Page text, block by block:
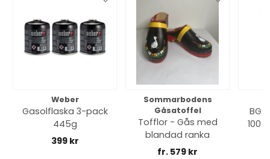
Weber
Gasolflaska 3-pack
445g
399 kr
Sommarbodens
Gåsatoffel
Tofflor - Gås med
blandad ranka
fr. 579 kr